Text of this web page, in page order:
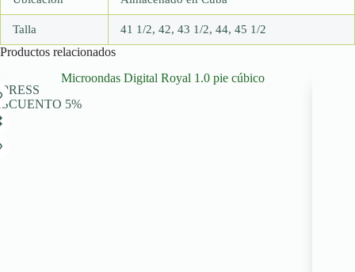
Talla 41 1/2, 42, 43 1/2, 44, 45 1/2
Productos relacionados
5%